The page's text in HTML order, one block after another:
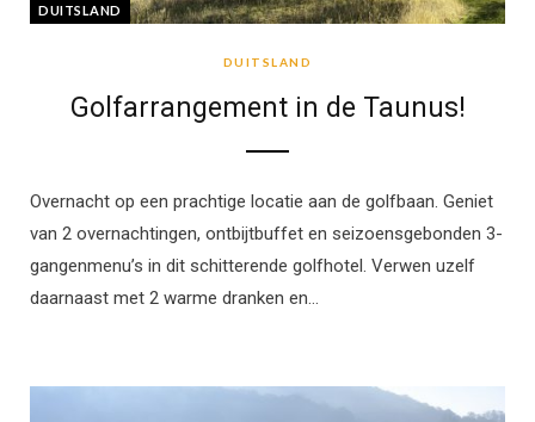
DUITSLAND
DUITSLAND
Golfarrangement in de Taunus!
Overnacht op een prachtige locatie aan de golfbaan. Geniet
van 2 overnachtingen, ontbijtbuffet en seizoensgebonden 3-
gangenmenu’s in dit schitterende golfhotel. Verwen uzelf
daarnaast met 2 warme dranken en…